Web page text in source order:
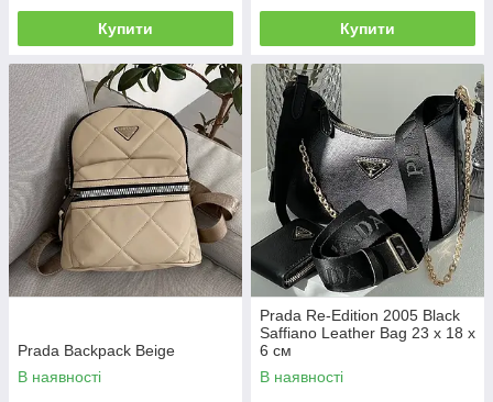
Купити Купити
Prada Backpack Beige
В наявності
Prada Re-Edition 2005 Black
Saffiano Leather Bag 23 х 18 х
6 см
В наявності